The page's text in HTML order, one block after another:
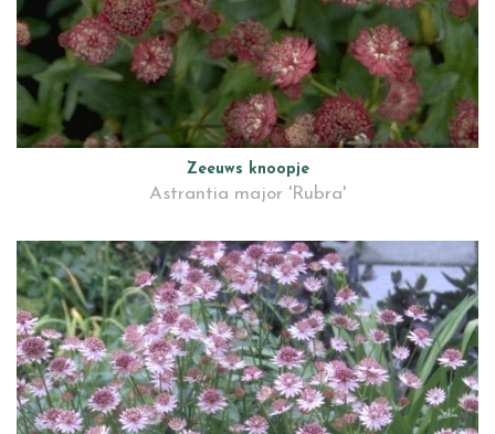
Zeeuws knoopje
Astrantia major 'Rubra'